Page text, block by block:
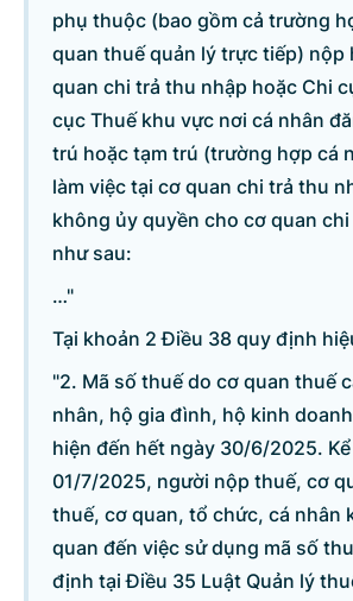
phụ thuộc (bao gồm cả trường
quan thuế quản lý trực tiếp) nộp
quan chi trả thu nhập hoặc Chi
cục Thuế khu vực nơi cá nhân
trú hoặc tạm trú (trường hợp cá
làm việc tại cơ quan chi trả thu
không ủy quyền cho cơ quan
như sau:
…"
Tại khoản 2 Điều 38 quy định
"2. Mã số thuế do cơ quan thuế
nhân, hộ gia đình, hộ kinh
hiện đến hết ngày 30/6/2025.
01/7/2025, người nộp thuế, cơ
thuế, cơ quan, tổ chức, cá nhân
quan đến việc sử dụng mã số
định tại Điều 35 Luật Quản lý